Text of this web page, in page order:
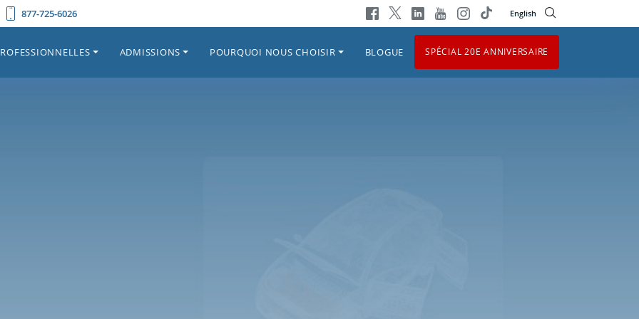
877-725-6026 English
ADMISSIONS POURQUOI NOUS CHOISIR BLOGUE SPÉCIAL 20E ANNIVERSAIRE